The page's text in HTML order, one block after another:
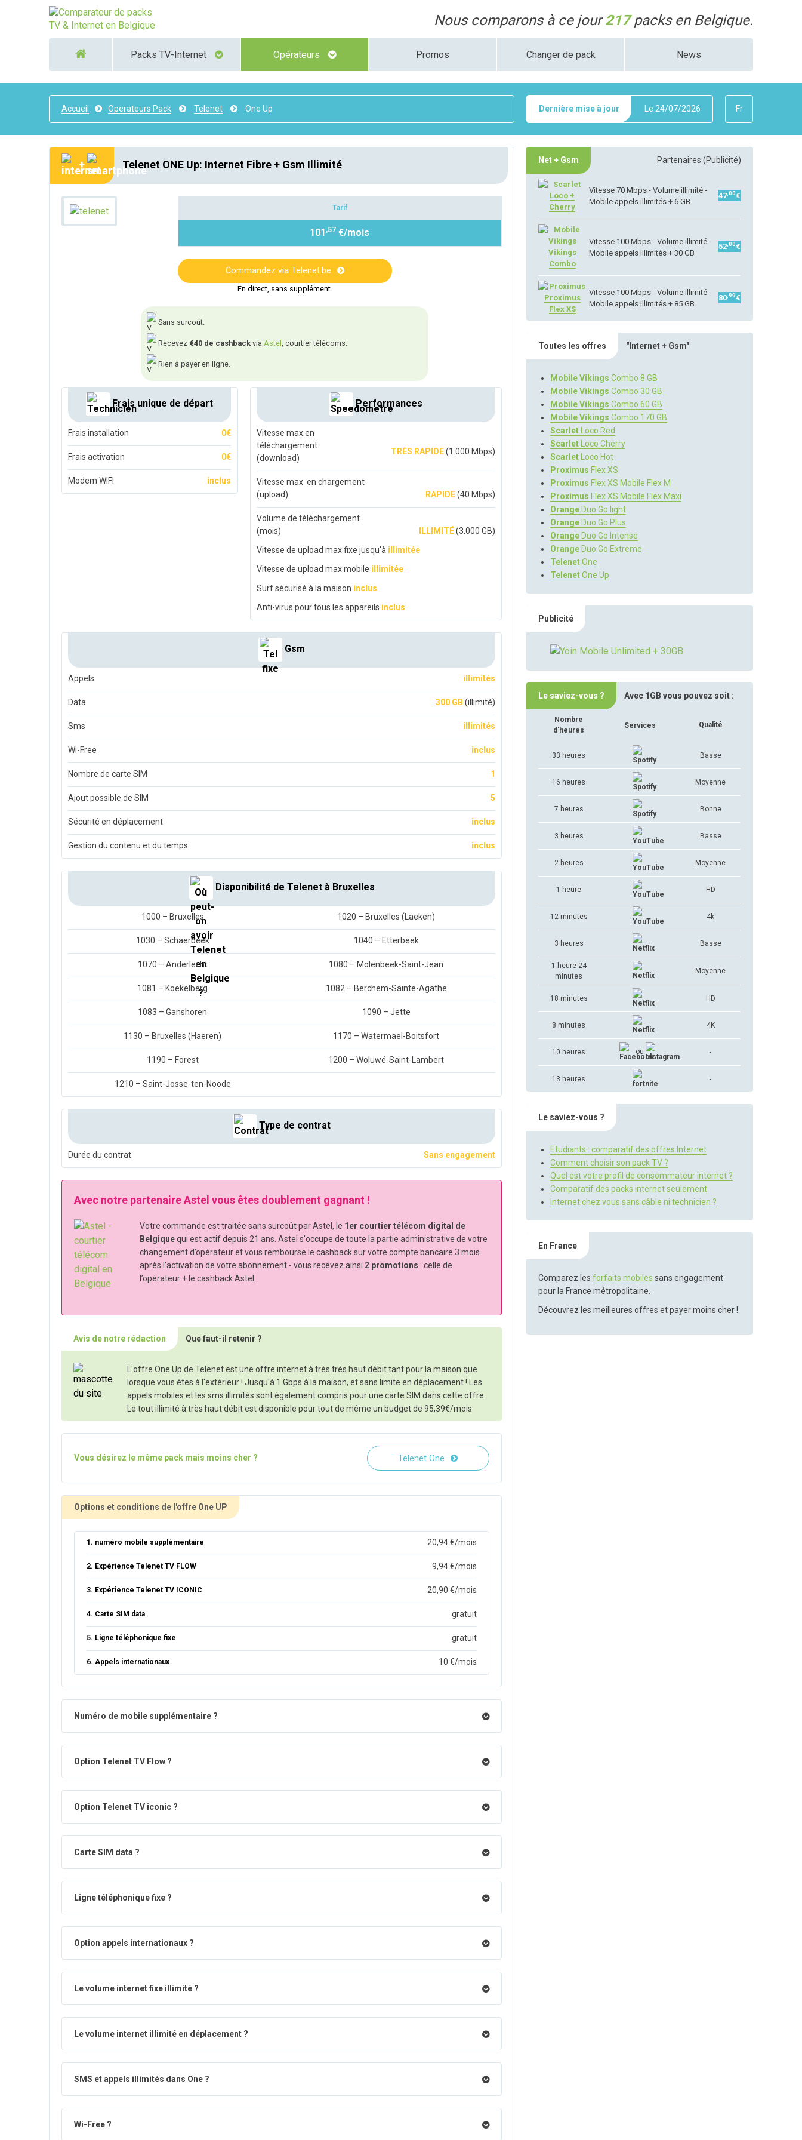
Nous comparons à ce jour217packs en Belgique.
Packs TV-Internet Opérateurs Promos Changer de pack News
Accueil Operateurs Pack Telenet One Up Dernière mise à jour Le 24/07/2026 Fr
+ Telenet ONE Up: Internet Fibre + Gsm Illimité
Tarif
101 ,57 €/mois
Commandez via Telenet.be
En direct, sans supplément.
Sans surcoût.
Recevez €40 de cashback via Astel , courtier télécoms.
Rien à payer en ligne.
Frais unique de départ
Frais installation 0€
Frais activation 0€
Modem WIFI inclus
Performances
Vitesse max.en
téléchargement
(download)
TRÈS RAPIDE(1.000 Mbps)
Vitesse max. en chargement
(upload)
RAPIDE(40 Mbps)
Volume de téléchargement
(mois)
ILLIMITÉ(3.000 GB)
Vitesse de upload max fixe jusqu'à illimitée
Vitesse de upload max mobile illimitée
Surf sécurisé à la maison inclus
Anti-virus pour tous les appareils inclus
Gsm
Appels illimités
Data 300 GB (illimité)
Sms illimités
Wi-Free inclus
Nombre de carte SIM 1
Ajout possible de SIM 5
Sécurité en déplacement inclus
Gestion du contenu et du temps inclus
Disponibilité de Telenet à Bruxelles
1000 – Bruxelles 1020 – Bruxelles (Laeken)
1030 – Schaerbeek 1040 – Etterbeek
1070 – Anderlecht 1080 – Molenbeek-Saint-Jean
1081 – Koekelberg 1082 – Berchem-Sainte-Agathe
1083 – Ganshoren 1090 – Jette
1130 – Bruxelles (Haeren) 1170 – Watermael-Boitsfort
1190 – Forest 1200 – Woluwé-Saint-Lambert
1210 – Saint-Josse-ten-Noode
Type de contrat
Durée du contrat Sans engagement
Avec notre partenaire Astel vous êtes doublement gagnant !
Votre commande est traitée sans surcoût par Astel, le 1er courtier télécom digital de
Belgiquequi est actif depuis 21 ans. Astel s'occupe de toute la partie administrative de votre
changement d’opérateur et vous rembourse le cashback sur votre compte bancaire 3 mois
après l’activation de votre abonnement - vous recevez ainsi 2 promotions : celle de
l’opérateur + le cashback Astel.
Avis de notre rédaction Que faut-il retenir ?
L'offre One Up de Telenet est une offre internet à très très haut débit tant pour la maison que
lorsque vous êtes à l'extérieur ! Jusqu'à 1 Gbps à la maison, et sans limite en déplacement ! Les
appels mobiles et les sms illimités sont également compris pour une carte SIM dans cette offre.
Le tout illimité à très haut débit est disponible pour tout de même un budget de 95,39€/mois
Vous désirez le même pack mais moins cher ? Telenet One
Options et conditions de l'offre One UP
1. numéro mobile supplémentaire 20,94 €/mois
2. Expérience Telenet TV FLOW 9,94 €/mois
3. Expérience Telenet TV ICONIC 20,90 €/mois
4. Carte SIM data gratuit
5. Ligne téléphonique fixe gratuit
6. Appels internationaux 10 €/mois
Numéro de mobile supplémentaire ?
Option Telenet TV Flow ?
Option Telenet TV iconic ?
Carte SIM data ?
Ligne téléphonique fixe ?
Option appels internationaux ?
Le volume internet fixe illimité ?
Le volume internet illimité en déplacement ?
SMS et appels illimités dans One ?
Wi-Free ?
Net + Gsm Partenaires (Publicité)
Loco +
Cherry
Vitesse 70 Mbps - Volume illimité -
Mobile appels illimités + 6 GB
47,00€
Vikings
Combo
Vitesse 100 Mbps - Volume illimité -
Mobile appels illimités + 30 GB
52 ,00€
Proximus
Flex XS
Vitesse 100 Mbps - Volume illimité -
Mobile appels illimités + 85 GB
80 ,99€
Toutes les offres "Internet + Gsm"
Mobile Vikings Combo 8 GB
Mobile Vikings Combo 30 GB
Mobile Vikings Combo 60 GB
Mobile Vikings Combo 170 GB
Scarlet Loco Red
Scarlet Loco Cherry
Scarlet Loco Hot
Proximus Flex XS
Proximus Flex XS Mobile Flex M
Proximus Flex XS Mobile Flex Maxi
Orange Duo Go light
Orange Duo Go Plus
Orange Duo Go Intense
Orange Duo Go Extreme
TelenetOne
TelenetOne Up
Publicité
Le saviez-vous ? Avec 1GB vous pouvez soit :
Nombre
d'heures
Services Qualité
33 heures Basse
16 heures Moyenne
7 heures Bonne
3 heures Basse
2 heures Moyenne
1 heure HD
12 minutes 4k
3 heures Basse
1 heure 24
minutes
Moyenne
18 minutes HD
8 minutes 4K
10 heures ou -
13 heures -
Le saviez-vous ?
Etudiants : comparatif des offres Internet
Comment choisir son pack TV ?
Quel est votre profil de consommateur internet ?
Comparatif des packs internet seulement
Internet chez vous sans câble ni technicien ?
En France
Comparez lesforfaits mobiles sans engagement
pour la France métropolitaine.
Découvrez les meilleures offres et payer moins cher !